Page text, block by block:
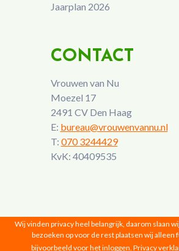
Jaarplan 2026
CONTACT
Vrouwen van Nu
Moezel 17
2491 CV Den Haag
E: bureau@vrouwenvannu.nl
T: 070 3244429
KvK: 40409535
Vrouwen van Nu © 2026 |
Wij vinden privacy heel belangrijk, daarom slaan
bezoeken op voor de rest plaatsen wij alleen
bijvoorbeeld voor het inloggen. Privacy